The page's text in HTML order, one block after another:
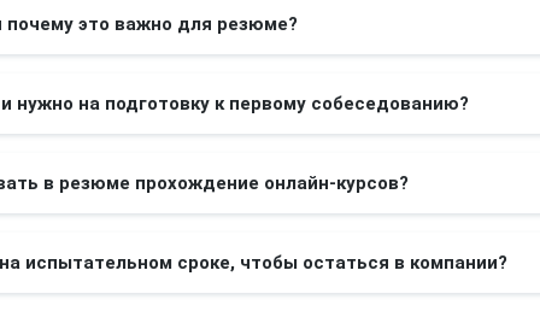
почему это важно для резюме?
нужно на подготовку к первому собеседованию?
в резюме прохождение онлайн-курсов?
испытательном сроке, чтобы остаться в компании?